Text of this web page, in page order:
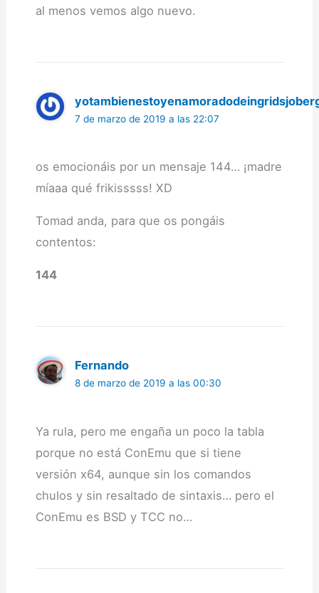
al menos vemos algo nuevo.
7 de marzo de 2019 a las 22:07
os emocionáis por un mensaje 144… ¡madre
míaaa qué frikisssss! XD
Tomad anda, para que os pongáis
contentos:
144
Fernando
8 de marzo de 2019 a las 00:30
Ya rula, pero me engaña un poco la tabla
porque no está ConEmu que si tiene
versión x64, aunque sin los comandos
chulos y sin resaltado de sintaxis… pero el
ConEmu es BSD y TCC no…